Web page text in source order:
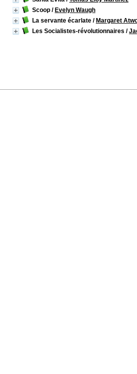
Scoop / Evelyn Waugh
La servante écarlate / Margaret
Les Socialistes-révolutionnaires /